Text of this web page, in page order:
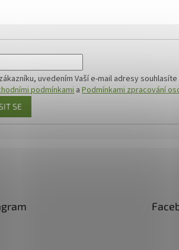
uvedením Vaší e-mail adresy souhlasíte
podmínkamiaPodmínkami zpracování
SE